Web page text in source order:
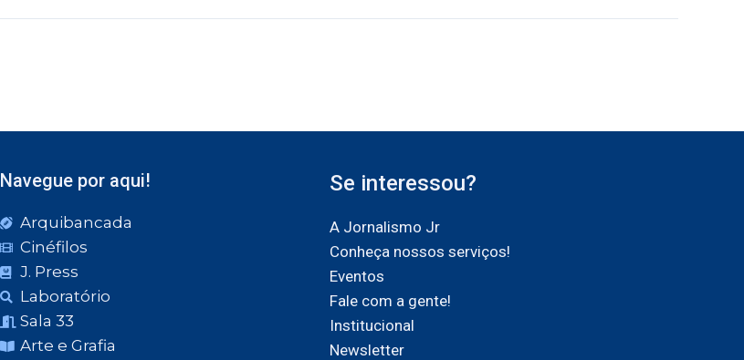
Navegue por aqui!
Arquibancada
Cinéfilos
J. Press
Laboratório
Sala 33
Arte e Grafia
Se interessou?
A Jornalismo Jr
Conheça nossos serviços!
Eventos
Fale com a gente!
Institucional
Newsletter